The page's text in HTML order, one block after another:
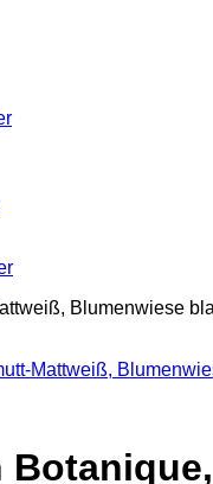
Blumenwiese
Mattweiß,